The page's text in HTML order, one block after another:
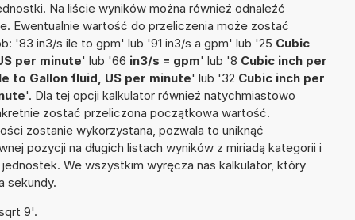
Na liście wyników można również odnaleźć
Ewentualnie wartość do przeliczenia może zostać
'83 in3/s ile to gpm' lub '91 in3/s a gpm' lub '25 Cubic
per minute' lub '66 in3/s = gpm' lub '8 Cubic inch per
to Gallon fluid, US per minute' lub '32 Cubic inch per
'. Dla tej opcji kalkulator również natychmiastowo
zostać przeliczona początkowa wartość.
zostanie wykorzystana, pozwala to uniknąć
pozycji na długich listach wyników z miriadą kategorii i
We wszystkim wyręcza nas kalkulator, który
sekundy.
9'.